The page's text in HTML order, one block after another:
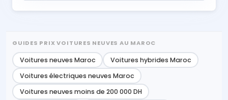
GUIDES PRIX VOITURES NEUVES AU MAROC
Voitures neuves Maroc
Voitures hybrides Maroc
Voitures électriques neuves Maroc
Voitures neuves moins de 200 000 DH